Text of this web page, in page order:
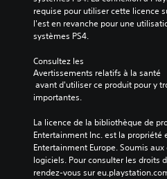
requise pour utiliser cette licence
l'est en revanche pour une
systèmes PS4.
Consultez les
Avertissements relatifs à la santé
importantes.
La licence de la bibliothèque de
Entertainment Inc. est la propriété
Entertainment Europe. Soumis
logiciels. Pour consulter les droits
rendez-vous sur